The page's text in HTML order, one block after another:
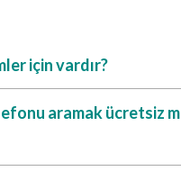
için vardır?
aramak ücretsiz